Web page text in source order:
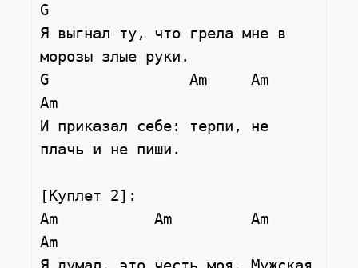
G
Я выгнал ту, что грела мне в
морозы злые руки.
G                Am     Am
Am
И приказал себе: терпи, не
плачь и не пиши.
[Куплет 2]:
Am           Am         Am
Am